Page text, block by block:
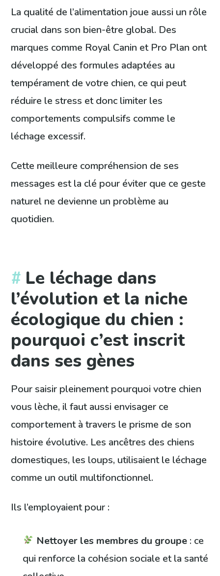
La qualité de l’alimentation joue aussi un rôle
crucial dans son bien-être global. Des
marques comme Royal Canin et Pro Plan ont
développé des formules adaptées au
tempérament de votre chien, ce qui peut
réduire le stress et donc limiter les
comportements compulsifs comme le
léchage excessif.
Cette meilleure compréhension de ses
messages est la clé pour éviter que ce geste
naturel ne devienne un problème au
quotidien.
Le léchage dans
l’évolution et la niche
écologique du chien :
pourquoi c’est inscrit
dans ses gènes
Pour saisir pleinement pourquoi votre chien
vous lèche, il faut aussi envisager ce
comportement à travers le prisme de son
histoire évolutive. Les ancêtres des chiens
domestiques, les loups, utilisaient le léchage
comme un outil multifonctionnel.
Ils l’employaient pour :
Nettoyer les membres du groupe : ce
qui renforce la cohésion sociale et la santé